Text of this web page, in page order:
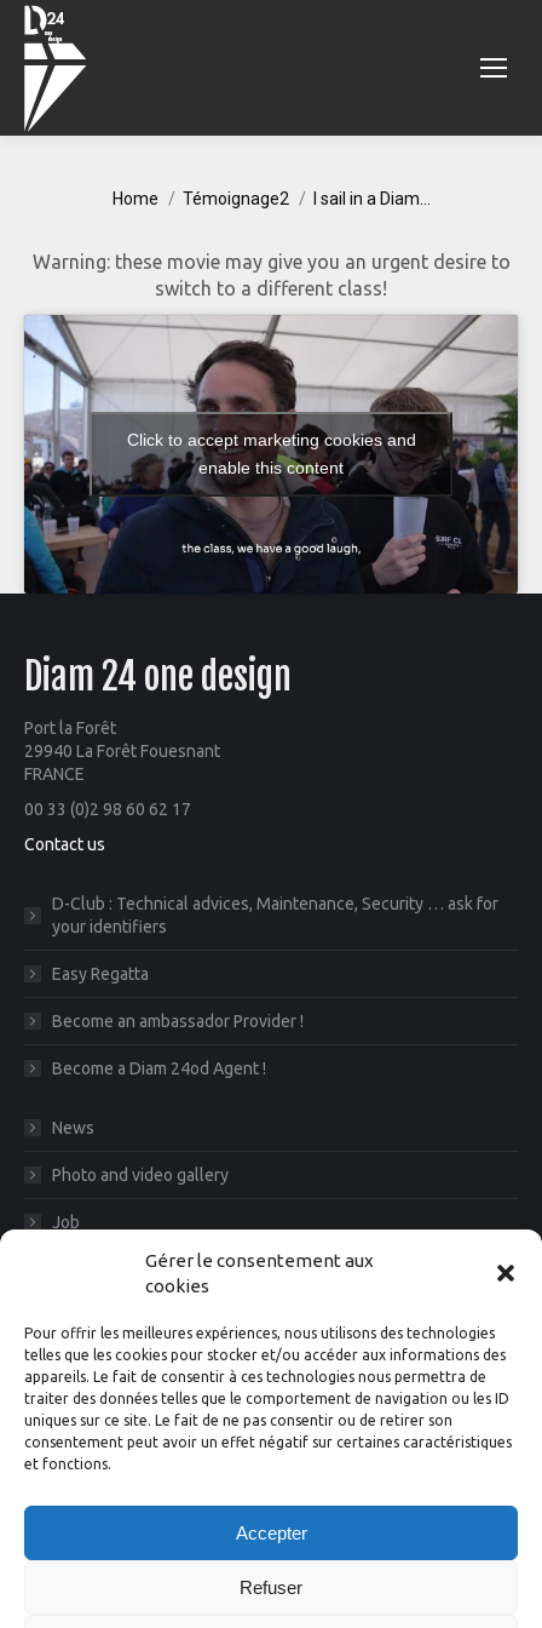
Gérer le consentement aux
cookies
Pour offrir les meilleures expériences, nous utilisons des technologies
telles que les cookies pour stocker et/ou accéder aux informations des
appareils. Le fait de consentir à ces technologies nous permettra de
traiter des données telles que le comportement de navigation ou les ID
uniques sur ce site. Le fait de ne pas consentir ou de retirer son
consentement peut avoir un effet négatif sur certaines caractéristiques
et fonctions.
Accepter
Refuser
Home Témoignage2 I sail in a Diam…
Warning: these movie may give you an urgent desire to
switch to a different class!
Click to accept marketing cookies and
enable this content
Diam 24 one design
Port la Forêt
29940 La Forêt Fouesnant
FRANCE
00 33 (0)2 98 60 62 17
Contact us
D-Club : Technical advices, Maintenance, Security … ask for
your identifiers
Easy Regatta
Become an ambassador Provider !
Become a Diam 24od Agent !
News
Photo and video gallery
Job
Diam News, Keep in touch
Facebook
Instagram
X Linkedin
YouTube